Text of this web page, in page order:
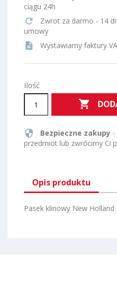
ciągu 24h
refresh
Zwrot za darmo - 14
umowy
description Wystawiamy faktury
Ilość

security Bezpieczne zakupy -
przedmiot lub zwrócimy Ci
Opis produktu
Pasek klinowy New Holland